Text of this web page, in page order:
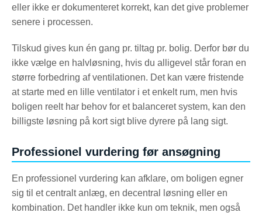
eller ikke er dokumenteret korrekt, kan det give problemer
senere i processen.
Tilskud gives kun én gang pr. tiltag pr. bolig. Derfor bør du
ikke vælge en halvløsning, hvis du alligevel står foran en
større forbedring af ventilationen. Det kan være fristende
at starte med en lille ventilator i et enkelt rum, men hvis
boligen reelt har behov for et balanceret system, kan den
billigste løsning på kort sigt blive dyrere på lang sigt.
Professionel vurdering før ansøgning
En professionel vurdering kan afklare, om boligen egner
sig til et centralt anlæg, en decentral løsning eller en
kombination. Det handler ikke kun om teknik, men også